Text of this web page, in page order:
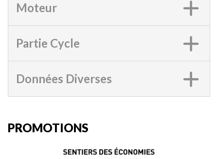
Moteur
Partie Cycle
Données Diverses
PROMOTIONS